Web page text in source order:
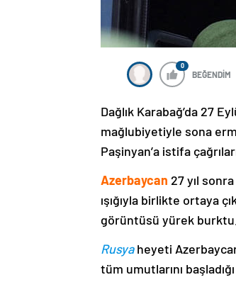
0
BEĞENDİM
Dağlık Karabağ’da 27
mağlubiyetiyle sona
Paşinyan’a istifa
Azerbaycan 27 yıl
ışığıyla birlikte ortaya
görüntüsü yürek burktu.
Rusyaheyeti
tüm umutlarını